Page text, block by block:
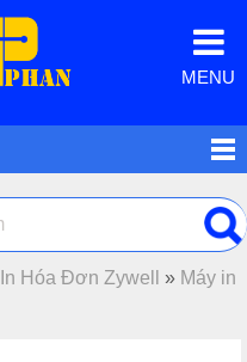
MENU
Hóa Đơn Zywell » Máy in